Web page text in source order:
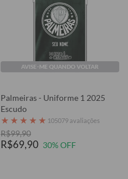
AVISE-ME QUANDO VOLTAR
Palmeiras - Uniforme 1 2025
Escudo
★ ★ ★ ★ ★ 105079 avaliações
R$99,90
R$69,90 30% OFF